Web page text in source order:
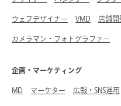
ウェブデザイナー VMD 店舗開
カメラマン・フォトグラファー
企画・マーケティング
MD マーケター 広報・SNS運用